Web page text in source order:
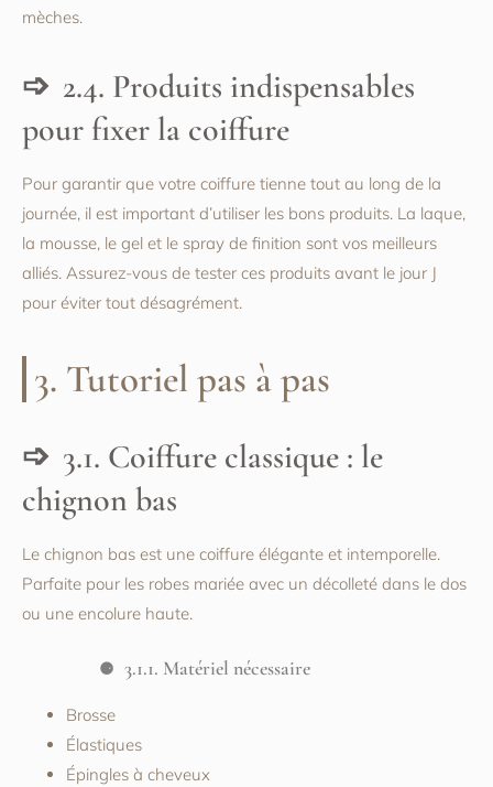
mèches.
2.4. Produits indispensables
pour fixer la coiffure
Pour garantir que votre coiffure tienne tout au long de la
journée, il est important d’utiliser les bons produits. La laque,
la mousse, le gel et le spray de finition sont vos meilleurs
alliés. Assurez-vous de tester ces produits avant le jour J
pour éviter tout désagrément.
3. Tutoriel pas à pas
3.1. Coiffure classique : le
chignon bas
Le chignon bas est une coiffure élégante et intemporelle.
Parfaite pour les robes mariée avec un décolleté dans le dos
ou une encolure haute.
3.1.1. Matériel nécessaire
Brosse
Élastiques
Épingles à cheveux